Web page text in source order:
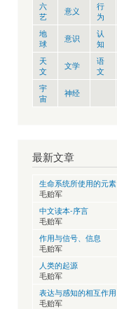
六
艺
意义
行
为
地
球
意识
认
知
天
文
文学
语
文
宇
宙
神经
最新文章
生命系统所使用的元素
毛贻军
中文读本-序言
毛贻军
作用与信号、信息
毛贻军
人类的起源
毛贻军
表达与感知的相互作用
毛贻军